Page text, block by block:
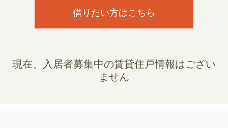
借りたい方はこちら
現在、入居者募集中の賃貸住戸情報はござい
ません